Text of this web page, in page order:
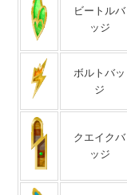
ビートルバ
ッジ
ボルトバッ
ジ
クエイクバ
ッジ